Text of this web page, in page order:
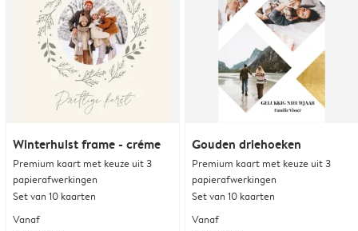
Winterhulst frame - créme
Premium kaart met keuze uit 3
papierafwerkingen
Set van 10 kaarten
Vanaf
Gouden driehoeken
Premium kaart met keuze uit 3
papierafwerkingen
Set van 10 kaarten
Vanaf